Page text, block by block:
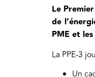
Le
de
PME et
La PPE-3
Un